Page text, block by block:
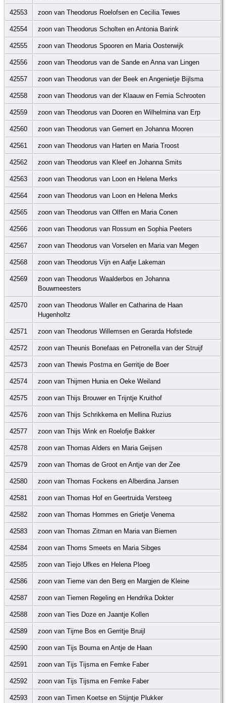
42553 zoon van Theodorus Roelofsen en Cecilia Tewes
42554 zoon van Theodorus Scholten en Antonia Barink
42555 zoon van Theodorus Spooren en Maria Oosterwijk
42556 zoon van Theodorus van de Sande en Anna van Lingen
42557 zoon van Theodorus van der Beek en Angenietje Bijlsma
42558 zoon van Theodorus van der Klaauw en Femia Schrooten
42559 zoon van Theodorus van Dooren en Wilhelmina van Erp
42560 zoon van Theodorus van Gemert en Johanna Mooren
42561 zoon van Theodorus van Harten en Maria Troost
42562 zoon van Theodorus van Kleef en Johanna Smits
42563 zoon van Theodorus van Loon en Helena Merks
42564 zoon van Theodorus van Loon en Helena Merks
42565 zoon van Theodorus van Olffen en Maria Conen
42566 zoon van Theodorus van Rossum en Sophia Peeters
42567 zoon van Theodorus van Vorselen en Maria van Megen
42568 zoon van Theodorus Vijn en Aafje Lakeman
42569
zoon van Theodorus Waalderbos en Johanna
Bouwmeesters
42570
zoon van Theodorus Waller en Catharina de Haan
Hugenholtz
42571 zoon van Theodorus Willemsen en Gerarda Hofstede
42572 zoon van Theunis Bonefaas en Petronella van der Struijf
42573 zoon van Thewis Postma en Gerritje de Boer
42574 zoon van Thijmen Hunia en Oeke Weiland
42575 zoon van Thijs Brouwer en Trijntje Kruithof
42576 zoon van Thijs Schrikkema en Mellina Ruzius
42577 zoon van Thijs Wink en Roelofje Bakker
42578 zoon van Thomas Alders en Maria Geijsen
42579 zoon van Thomas de Groot en Antje van der Zee
42580 zoon van Thomas Fockens en Alberdina Jansen
42581 zoon van Thomas Hof en Geertruida Versteeg
42582 zoon van Thomas Hommes en Grietje Venema
42583 zoon van Thomas Zitman en Maria van Biemen
42584 zoon van Thoms Smeets en Maria Sibges
42585 zoon van Tiejo Ufkes en Helena Ploeg
42586 zoon van Tieme van den Berg en Margjen de Kleine
42587 zoon van Tiemen Regeling en Hendrika Dokter
42588 zoon van Ties Doze en Jaantje Kollen
42589 zoon van Tijme Bos en Gerritje Bruijl
42590 zoon van Tijs Bouma en Antje de Haan
42591 zoon van Tijs Tijsma en Femke Faber
42592 zoon van Tijs Tijsma en Femke Faber
42593 zoon van Timen Koetse en Stijntje Plukker